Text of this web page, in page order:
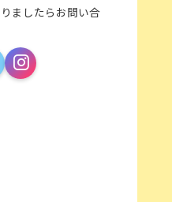
ましたらお問い合